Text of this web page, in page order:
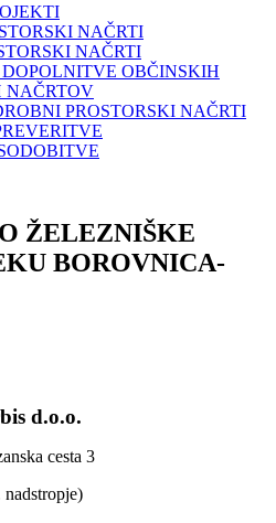
NAČRTI
NAČRTI
OBČINSKIH
NAČRTOV
PROSTORSKI NAČRTI
ŽELEZNIŠKE
BOROVNICA-
d.o.o.
cesta 3
nadstropje)